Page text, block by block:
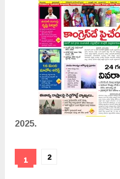
2025.
1 2